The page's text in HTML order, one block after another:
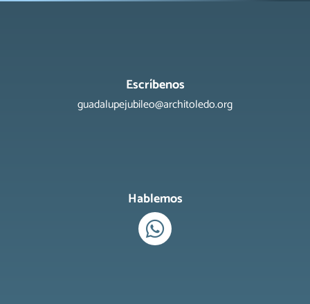
Escríbenos
guadalupejubileo@architoledo.org
Hablemos